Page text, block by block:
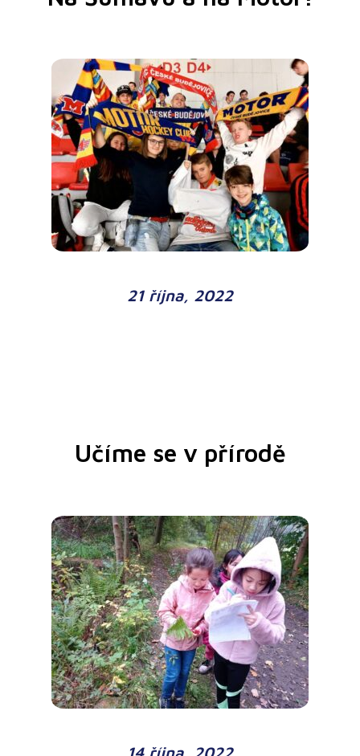
21 října, 2022
Učíme se v přírodě